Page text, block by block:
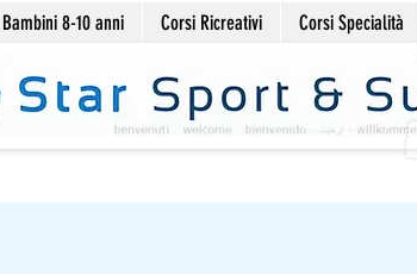
8-10 anni Corsi Ricreativi Corsi Specialità